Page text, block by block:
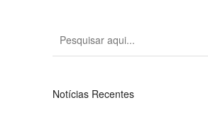
Notícias Recentes